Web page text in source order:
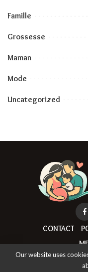
Famille
Grossesse
Maman
Mode
Uncategorized
CONTACT
Our website uses